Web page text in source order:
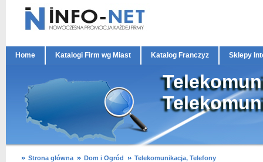
Home Katalogi Firm wg Miast Katalog Franczyz Sklepy
Strona główna Dom i Ogród Telekomunikacja, Telefony